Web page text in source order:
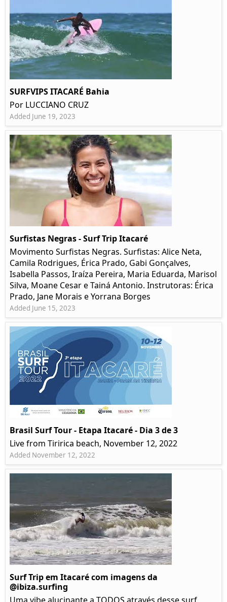
SURFVIPS ITACARÉ Bahia
Por LUCCIANO CRUZ
Added June 19, 2023
Surfistas Negras - Surf Trip Itacaré
Movimento Surfistas Negras. Surfistas: Alice Neta,
Camila Rodrigues, Érica Prado, Gabi Gonçalves,
Isabella Passos, Iraíza Pereira, Maria Eduarda, Marisol
Silva, Moane Cesar e Tainá Antonio. Instrutoras: Érica
Prado, Jane Morais e Yorrana Borges
Added June 15, 2023
Brasil Surf Tour - Etapa Itacaré - Dia 3 de 3
Live from Tiririca beach, November 12, 2022
Added November 12, 2022
Surf Trip em Itacaré com imagens da
@ibiza.surfing